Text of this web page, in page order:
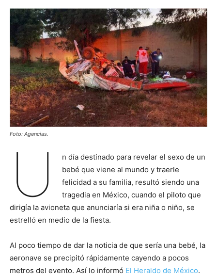
Foto: Agencias.
U
n día destinado para revelar el sexo de un
bebé que viene al mundo y traerle
felicidad a su familia, resultó siendo una
tragedia en México, cuando el piloto que
dirigía la avioneta que anunciaría si era niña o niño, se
estrelló en medio de la fiesta.
Al poco tiempo de dar la noticia de que sería una bebé, la
aeronave se precipitó rápidamente cayendo a pocos
metros del evento. Así lo informó El Heraldo de México.